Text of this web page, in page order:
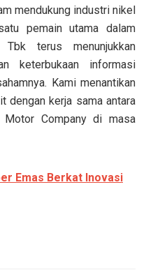
mendukung industri nikel
pemain utama dalam
terus menunjukkan
keterbukaan informasi
Kami menantikan
dengan kerja sama antara
Company di masa
Emas Berkat Inovasi